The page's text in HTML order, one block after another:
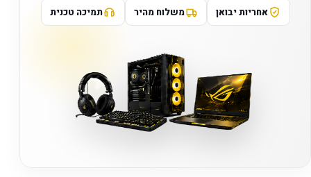
אחריות יבואן משלוח מהיר תמיכה טכנית